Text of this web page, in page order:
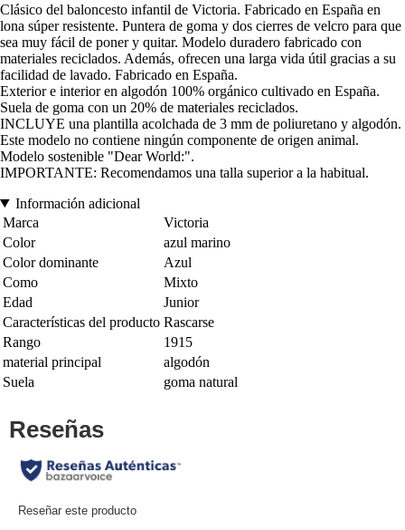
Clásico del baloncesto infantil de Victoria. Fabricado en España en
lona súper resistente. Puntera de goma y dos cierres de velcro para que
sea muy fácil de poner y quitar. Modelo duradero fabricado con
materiales reciclados. Además, ofrecen una larga vida útil gracias a su
facilidad de lavado. Fabricado en España.
Exterior e interior en algodón 100% orgánico cultivado en España.
Suela de goma con un 20% de materiales reciclados.
INCLUYE una plantilla acolchada de 3 mm de poliuretano y algodón.
Este modelo no contiene ningún componente de origen animal.
Modelo sostenible "Dear World:".
IMPORTANTE: Recomendamos una talla superior a la habitual.
Información adicional
Marca
Victoria
Color
azul marino
Color dominante
Azul
Como
Mixto
Edad
Junior
Características del producto Rascarse
Rango
1915
material principal
algodón
Suela
goma natural